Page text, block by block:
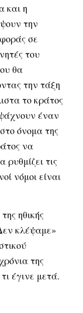
και η
την
σε
του
θα
την τάξη
το κράτος
έναν
όνομα της
να
ρυθμίζει τις
νόμοι είναι
ηθικής
κλέψαμε»
της
έγινε μετά.